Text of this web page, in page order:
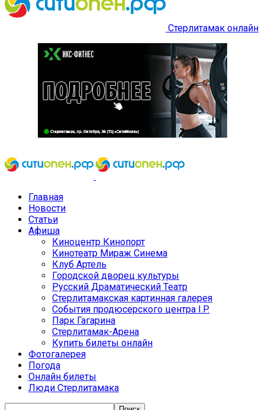
Стерлитамак онлайн
Главная
Новости
Статьи
Афиша
Киноцентр Кинопорт
Кинотеатр Мираж Синема
Клуб Артель
Городской дворец культуры
Русский Драматический Театр
Стерлитамакская картинная галерея
События продюсерского центра I.P.
Парк Гагарина
Стерлитамак-Арена
Купить билеты онлайн
Фотогалерея
Погода
Онлайн билеты
Люди Стерлитамака